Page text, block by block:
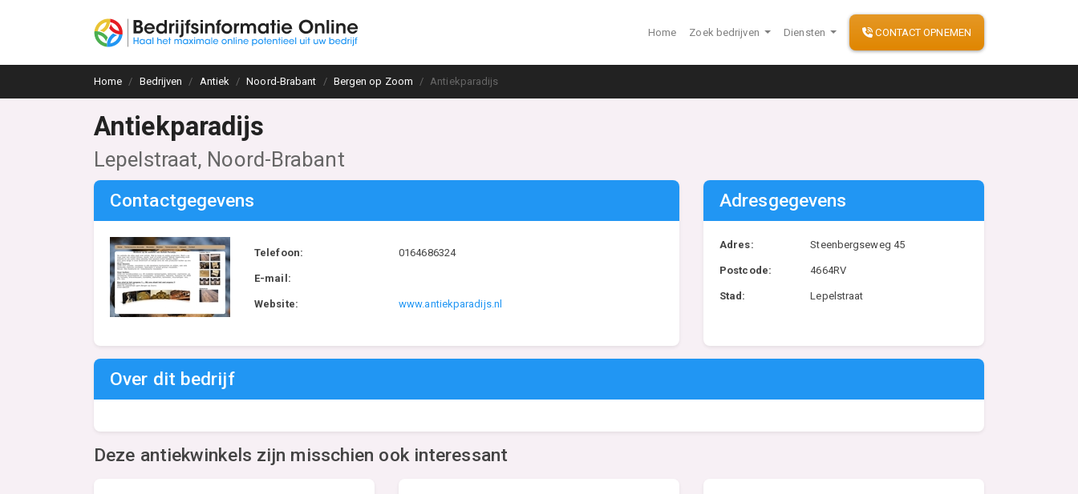
Home Zoek bedrijven Diensten CONTACT OPNEMEN
Home Bedrijven Antiek Noord-Brabant Bergen op Zoom Antiekparadijs
Antiekparadijs
Lepelstraat, Noord-Brabant
Contactgegevens
Telefoon: 0164686324
E-mail:
Website: www.antiekparadijs.nl
Adresgegevens
Adres: Steenbergseweg 45
Postcode: 4664RV
Stad: Lepelstraat
Over dit bedrijf
Deze antiekwinkels zijn misschien ook interessant